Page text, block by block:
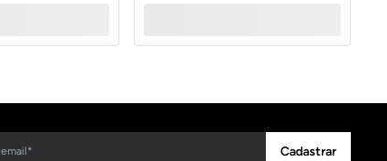
Cadastrar